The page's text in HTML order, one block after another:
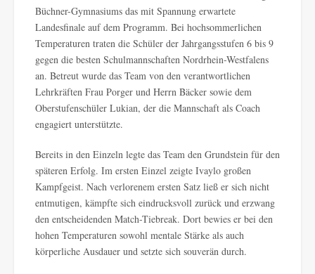
Büchner-Gymnasiums das mit Spannung erwartete
Landesfinale auf dem Programm. Bei hochsommerlichen
Temperaturen traten die Schüler der Jahrgangsstufen 6 bis 9
gegen die besten Schulmannschaften Nordrhein-Westfalens
an. Betreut wurde das Team von den verantwortlichen
Lehrkräften Frau Porger und Herrn Bäcker sowie dem
Oberstufenschüler Lukian, der die Mannschaft als Coach
engagiert unterstützte.
Bereits in den Einzeln legte das Team den Grundstein für den
späteren Erfolg. Im ersten Einzel zeigte Ivaylo großen
Kampfgeist. Nach verlorenem ersten Satz ließ er sich nicht
entmutigen, kämpfte sich eindrucksvoll zurück und erzwang
den entscheidenden Match-Tiebreak. Dort bewies er bei den
hohen Temperaturen sowohl mentale Stärke als auch
körperliche Ausdauer und setzte sich souverän durch.